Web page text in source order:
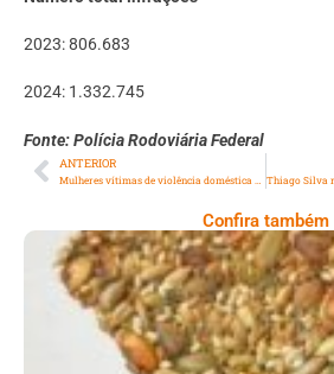
2023: 806.683
2024: 1.332.745
Fonte: Polícia Rodoviária Federal
ANTERIOR
Confira também
Comer Bem: Cracker